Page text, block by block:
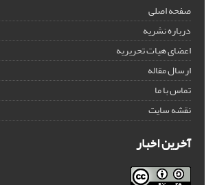
صفحه اصلی
درباره نشریه
اعضای هیات تحریریه
ارسال مقاله
تماس با ما
نقشه سایت
آخرین اخبار